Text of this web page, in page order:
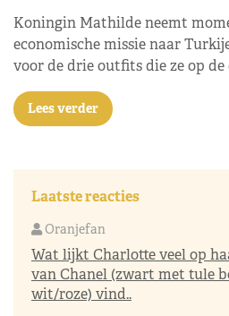
Koningin Mathilde neemt
economische missie naar
voor de drie outfits die ze op de
Lees verder
Laatste reacties
Oranjefan
Wat lijkt Charlotte veel op
van Chanel (zwart met tule
wit/roze) vind..